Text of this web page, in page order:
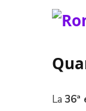
La 36ª